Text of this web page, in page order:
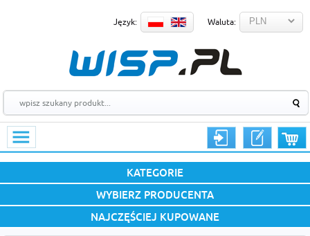
Język: Waluta:
KATEGORIE
WYBIERZ PRODUCENTA
NAJCZĘŚCIEJ KUPOWANE